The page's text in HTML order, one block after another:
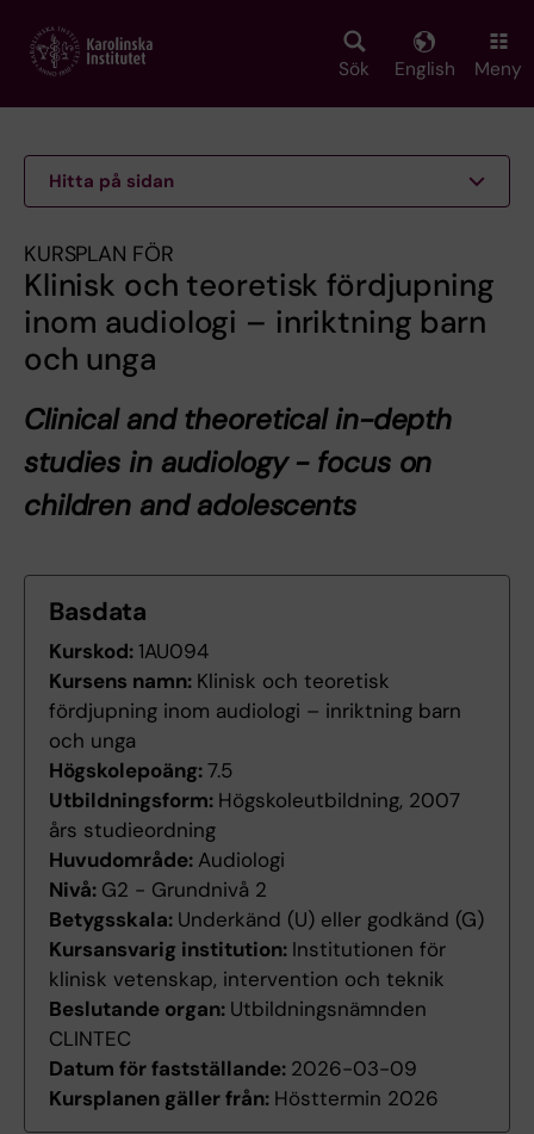
main
Sök English Meny
Hitta på sidan
KURSPLAN FÖR
Klinisk och teoretisk fördjupning
inom audiologi – inriktning barn
och unga
Clinical and theoretical in-depth
studies in audiology - focus on
children and adolescents
Basdata
Kurskod:1AU094
Kursens namn: Klinisk och teoretisk
fördjupning inom audiologi – inriktning barn
och unga
Högskolepoäng:7.5
Utbildningsform: Högskoleutbildning, 2007
års studieordning
Huvudområde: Audiologi
Nivå: G2 - Grundnivå 2
Betygsskala: Underkänd (U) eller godkänd (G)
Kursansvarig institution: Institutionen för
klinisk vetenskap, intervention och teknik
Beslutande organ: Utbildningsnämnden
CLINTEC
Datum för fastställande: 2026-03-09
Kursplanen gäller från: Hösttermin 2026